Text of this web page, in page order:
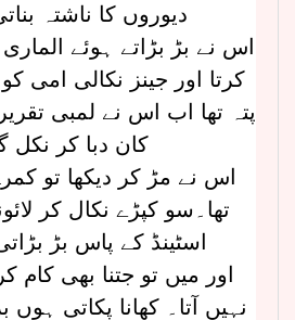
دیوروں کا ناشتہ
اس نے بڑ بڑاتے ہوئے
کرتا اور جینز نکالی امی
پتہ تھا اب اس نے لمبی
کان دبا کر نکل
اس نے مڑ کر دیکھا تو
تھا۔سو کپڑے نکال کر
اسٹینڈ کے پاس بڑ
اور میں تو جتنا بھی کام
نہیں آتا۔ کھانا پکاتی